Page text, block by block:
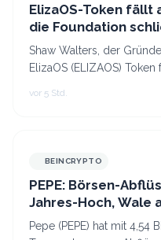
ElizaOS-Token
die Foundation
Shaw Walters, der
ElizaOS (ELIZAOS)
vor 5 Std.
BEINCRYPTO
PEPE: Börsen-
Jahres-Hoch, Wale
Pepe (PEPE) hat mit